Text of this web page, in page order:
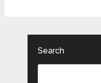
Search